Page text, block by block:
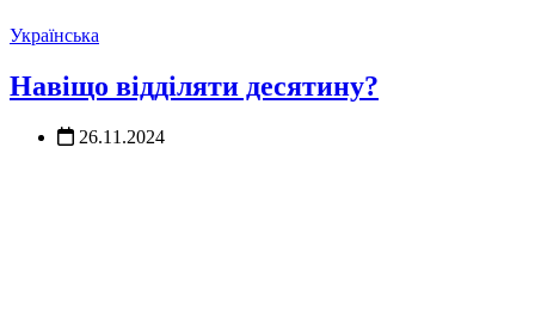
Українська
Навіщо відділяти десятину?
26.11.2024